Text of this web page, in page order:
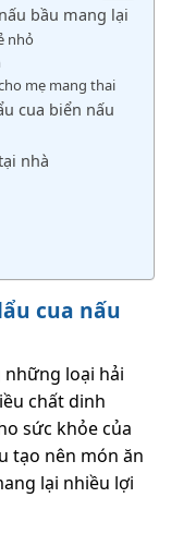
bầu mang lại
nhỏ
mẹ mang thai
cua biển nấu
nhà
cua nấu
loại hải
chất dinh
sức khỏe của
tạo nên món ăn
lại nhiều lợi